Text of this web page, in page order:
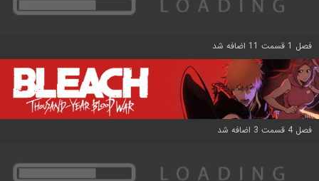
فصل 1 قسمت 11 اضافه شد
فصل 4 قسمت 3 اضافه شد